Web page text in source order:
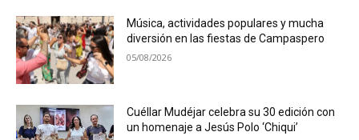
Música, actividades populares y mucha
diversión en las fiestas de Campaspero
05/08/2026
Cuéllar Mudéjar celebra su 30 edición con
un homenaje a Jesús Polo ‘Chiqui’